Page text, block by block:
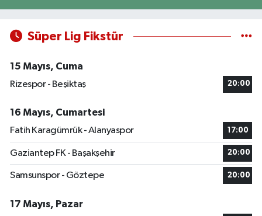
Süper Lig Fikstür
15 Mayıs, Cuma
Rizespor - Beşiktaş
20:00
16 Mayıs, Cumartesi
Fatih Karagümrük - Alanyaspor
17:00
Gaziantep FK - Başakşehir 20:00
Samsunspor - Göztepe 20:00
17 Mayıs, Pazar